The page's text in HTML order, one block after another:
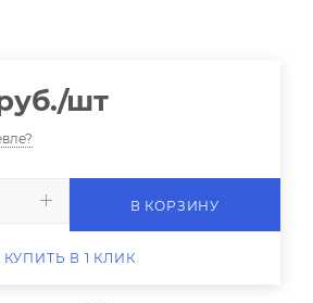
/шт
В КОРЗИНУ
КУПИТЬ В 1 КЛИК